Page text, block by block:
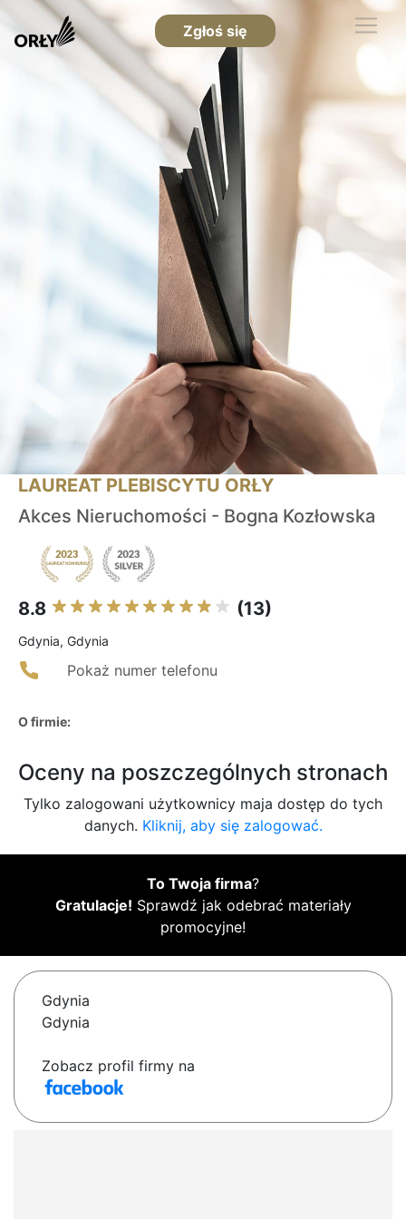
Zgłoś się
LAUREAT PLEBISCYTU ORŁY
Akces Nieruchomości - Bogna Kozłowska
8.8 (13)
Gdynia, Gdynia
Pokaż numer telefonu
O firmie:
Oceny na poszczególnych stronach
Tylko zalogowani użytkownicy maja dostęp do tych
danych. Kliknij, aby się zalogować.
To Twoja firma?
Gratulacje! Sprawdź jak odebrać materiały
promocyjne!
Gdynia
Gdynia
Zobacz profil firmy na